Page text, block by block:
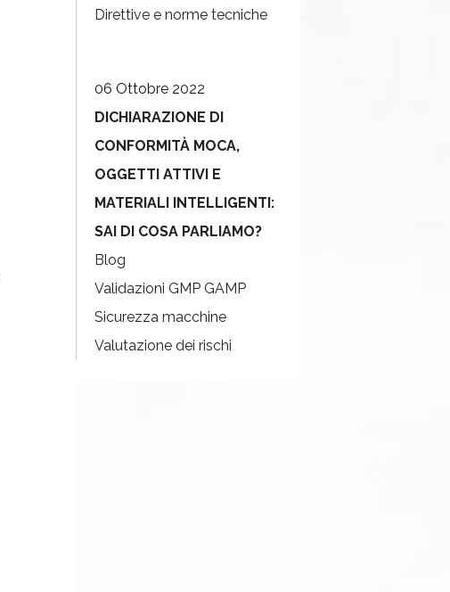
Direttive e norme tecniche
06 Ottobre 2022
DICHIARAZIONE DI
CONFORMITÀ MOCA,
OGGETTI ATTIVI E
MATERIALI INTELLIGENTI:
SAI DI COSA PARLIAMO?
Blog
Validazioni GMP GAMP
Sicurezza macchine
Valutazione dei rischi